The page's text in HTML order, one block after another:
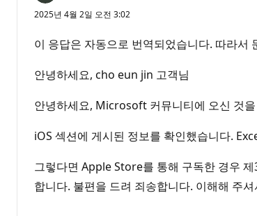
2025년 4월 2일 오전 3:02
이 응답은 자동으로 번역되었습니다. 따라서
안녕하세요, cho eun jin 고객님
안녕하세요, Microsoft 커뮤니티에 오신 것
iOS 섹션에 게시된 정보를 확인했습니다.
그렇다면 Apple Store를 통해 구독한 경우
합니다. 불편을 드려 죄송합니다. 이해해 주